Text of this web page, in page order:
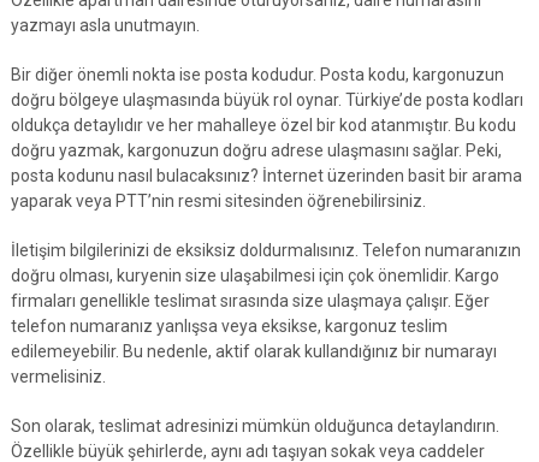
yazmayı asla unutmayın.
Bir diğer önemli nokta ise posta kodudur. Posta kodu, kargonuzun
doğru bölgeye ulaşmasında büyük rol oynar. Türkiye’de posta kodları
oldukça detaylıdır ve her mahalleye özel bir kod atanmıştır. Bu kodu
doğru yazmak, kargonuzun doğru adrese ulaşmasını sağlar. Peki,
posta kodunu nasıl bulacaksınız? İnternet üzerinden basit bir arama
yaparak veya PTT’nin resmi sitesinden öğrenebilirsiniz.
İletişim bilgilerinizi de eksiksiz doldurmalısınız. Telefon numaranızın
doğru olması, kuryenin size ulaşabilmesi için çok önemlidir. Kargo
firmaları genellikle teslimat sırasında size ulaşmaya çalışır. Eğer
telefon numaranız yanlışsa veya eksikse, kargonuz teslim
edilemeyebilir. Bu nedenle, aktif olarak kullandığınız bir numarayı
vermelisiniz.
Son olarak, teslimat adresinizi mümkün olduğunca detaylandırın.
Özellikle büyük şehirlerde, aynı adı taşıyan sokak veya caddeler